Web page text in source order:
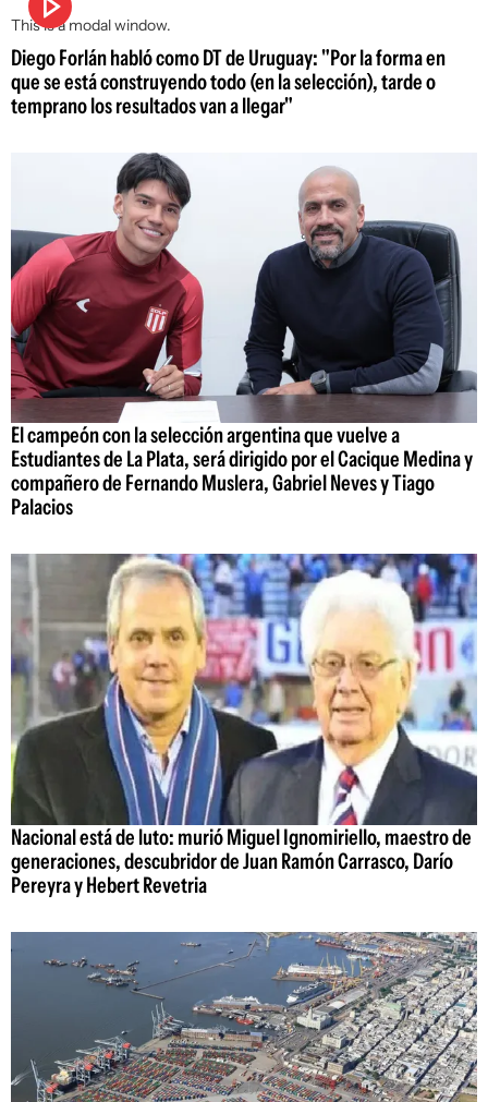
This is a modal window.
Diego Forlán habló como DT de Uruguay: "Por la forma en
que se está construyendo todo (en la selección), tarde o
temprano los resultados van a llegar"
El campeón con la selección argentina que vuelve a
Estudiantes de La Plata, será dirigido por el Cacique Medina y
compañero de Fernando Muslera, Gabriel Neves y Tiago
Palacios
Nacional está de luto: murió Miguel Ignomiriello, maestro de
generaciones, descubridor de Juan Ramón Carrasco, Darío
Pereyra y Hebert Revetria